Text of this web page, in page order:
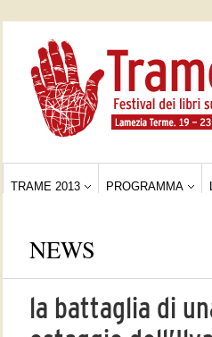
TRAME 2013 PROGRAMMA
NEWS
la battaglia di